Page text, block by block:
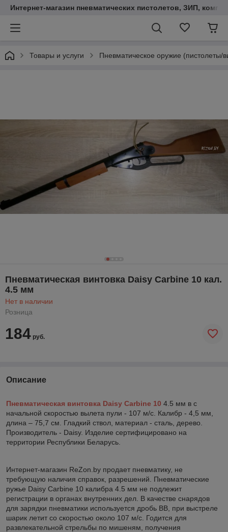
Интернет-магазин пневматических пистолетов, ЗИП,
Товары и услуги Пневматическое оружие (пистолеты/
Пневматическая винтовка Daisy Carbine 10 кал.
4.5 мм
Нет в наличии
Розница
184 руб.
Описание
Пневматическая винтовка Daisy Carbine 10 4.5 мм в с
начальной скоростью вылета пули - 107 м/с. Калибр - 4,5 мм,
длина – 75,7 см. Гладкий ствол, материал - сталь, дерево.
Производитель - Daisy. Изделие сертифицировано на
территории Республики Беларусь.
Интернет-магазин ReZon.by продает пневматику, не
требующую наличия справок, разрешений. Пневматические
ружье Daisy Carbine 10 калибра 4.5 мм не подлежит
регистрации в органах внутренних дел. В качестве снарядов
для зарядки пневматики используется дробь ВВ, при выстреле
шарик летит со скоростью около 107 м/с. Годится для
развлекательной стрельбы по мишеням, получения